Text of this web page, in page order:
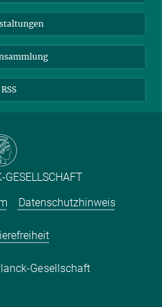
RSS
GESELLSCHAFT
Datenschutzhinweis
Gesellschaft